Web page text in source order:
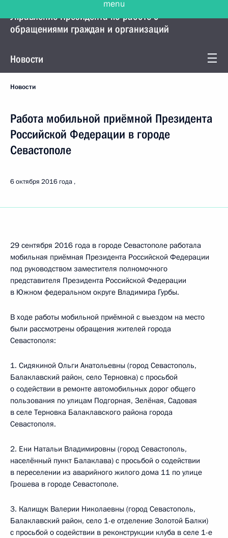
Управление Президента по работе с
обращениями граждан и организаций
Новости
Новости
Работа мобильной приёмной Президента
Российской Федерации в городе
Севастополе
6 октября 2016 года
29 сентября 2016 года в городе Севастополе работала
мобильная приёмная Президента Российской Федерации
под руководством заместителя полномочного
представителя Президента Российской Федерации
в Южном федеральном округе Владимира Гурбы.
В ходе работы мобильной приёмной с выездом на место
были рассмотрены обращения жителей города
Севастополя:
1. Сидякиной Ольги Анатольевны (город Севастополь,
Балаклавский район, село Терновка) с просьбой
о содействии в ремонте автомобильных дорог общего
пользования по улицам Подгорная, Зелёная, Садовая
в селе Терновка Балаклавского района города
Севастополя.
2. Ени Натальи Владимировны (город Севастополь,
населённый пункт Балаклава) с просьбой о содействии
в переселении из аварийного жилого дома 11 по улице
Грошева в городе Севастополе.
3. Калищук Валерии Николаевны (город Севастополь,
Балаклавский район, село 1-е отделение Золотой Балки)
с просьбой о содействии в реконструкции клуба в селе 1-е